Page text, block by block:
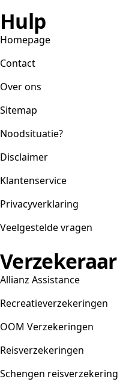
Hulp
Homepage
Contact
Over ons
Sitemap
Noodsituatie?
Disclaimer
Klantenservice
Privacyverklaring
Veelgestelde vragen
Verzekeraar
Allianz Assistance
Recreatieverzekeringen
OOM Verzekeringen
Reisverzekeringen
Schengen reisverzekering